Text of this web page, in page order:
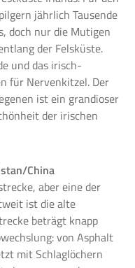
jährlich Tausende
doch nur die Mutigen
der Felsküste.
und das irisch-
für Nervenkitzel. Der
ist ein grandioser
der irischen
China
aber eine der
ist die alte
beträgt knapp
von Asphalt
mit Schlaglöchern